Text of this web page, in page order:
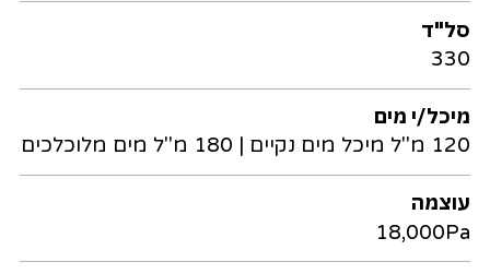
סל"ד
330
מיכל/י מים
120 מ"ל מיכל מים נקיים | 180 מ"ל מים מלוכלכים
עוצמה
18,000Pa